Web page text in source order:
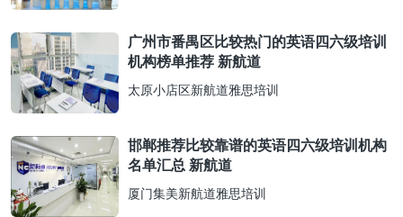
广州市番禺区比较热门的英语四六级培训
机构榜单推荐 新航道
太原小店区新航道雅思培训
邯郸推荐比较靠谱的英语四六级培训机构
名单汇总 新航道
厦门集美新航道雅思培训